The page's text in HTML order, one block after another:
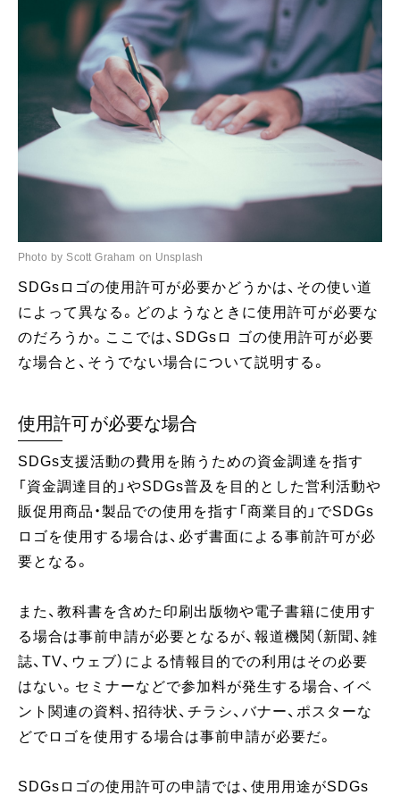
Photo by Scott Graham on Unsplash
SDGsロゴの使用許可が必要かどうかは、その使い道
によって異なる。どのようなときに使用許可が必要な
のだろうか。ここでは、SDGsロ ゴの使用許可が必要
な場合と、そうでない場合について説明する。
使用許可が必要な場合
SDGs支援活動の費用を賄うための資金調達を指す
「資金調達目的」やSDGs普及を目的とした営利活動や
販促用商品・製品での使用を指す「商業目的」でSDGs
ロゴを使用する場合は、必ず書面による事前許可が必
要となる。
また、教科書を含めた印刷出版物や電子書籍に使用す
る場合は事前申請が必要となるが、報道機関（新聞、雑
誌、TV、ウェブ）による情報目的での利用はその必要
はない。セミナーなどで参加料が発生する場合、イベ
ント関連の資料、招待状、チラシ、バナー、ポスターな
どでロゴを使用する場合は事前申請が必要だ。
SDGsロゴの使用許可の申請では、使用用途がSDGs